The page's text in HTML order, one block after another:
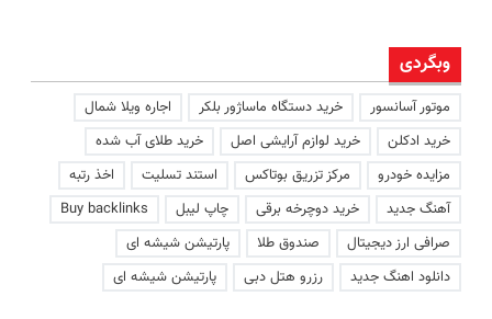
وبگردی
موتور آسانسور خرید دستگاه ماساژور بلکر
اجاره ویلا شمال
خرید ادکلن
خرید لوازم آرایشی اصل
خرید طلای آب شده
مزایده خودرو
مرکز تزریق بوتاکس استند تسلیت
اخذ رتبه
آهنگ جدید
خرید دوچرخه برقی چاپ لیبل
Buy backlinks
صرافی ارز دیجیتال
صندوق طلا
پارتیشن شیشه ای
دانلود اهنگ جدید
رزرو هتل دبی پارتیشن شیشه ای